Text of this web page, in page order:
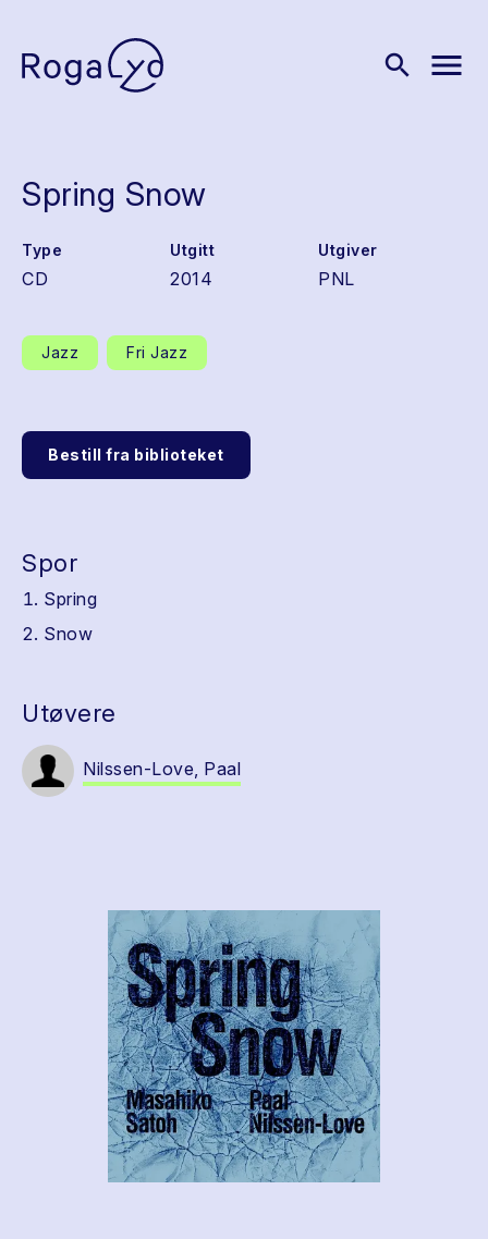
search menu
Spring Snow
Type
CD
Utgitt
2014
Utgiver
PNL
Jazz Fri Jazz
Bestill fra biblioteket
Spor
Spring
Snow
Utøvere
Nilssen-Love, Paal